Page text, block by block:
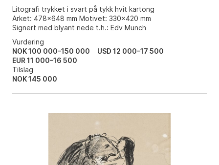
Litografi trykket i svart på tykk hvit kartong
Arket: 478x648 mm Motivet: 330x420 mm
Signert med blyant nede t.h.: Edv Munch
Vurdering
NOK 100 000–150 000
USD 12 000–17 500
EUR 11 000–16 500
Tilslag
NOK145 000